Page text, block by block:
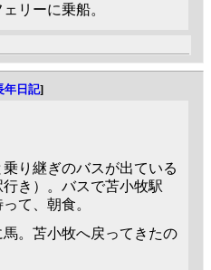
リーに乗船。
年日記]
り継ぎのバスが出ている
行き）。バスで苫小牧駅
て、朝食。
。苫小牧へ戻ってきたの